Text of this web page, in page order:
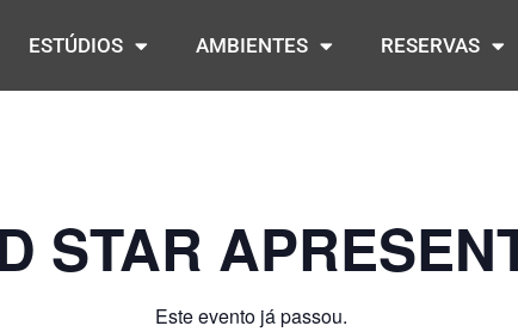
ESTÚDIOS AMBIENTES RESERVAS
STAR
Este evento já passou.